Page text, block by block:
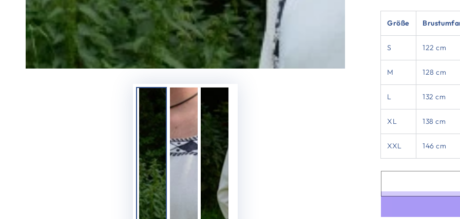
Größe
S 122 cm
M 128 cm
L 132 cm
XL 138 cm
XXL 146 cm